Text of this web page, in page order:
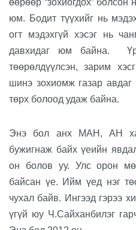
өөрөөр “зохиогдох” болсон
юм. Бодит түүхийг нь
огт мэдэхгүй хэсэг нь
давхидаг юм байна.
төөрөлдүүлсэн, зарим
шинэ зохиомж газар авдаг
төрх болоод удаж байна.
Энэ бол анх МАН, АН
бужигнаж байх үеийн
он болов уу. Улс орон
байсан үе. Ийм үед нэг
чухал байв. Ингээд гэрээ
үгүй юу Ч.Сайханбилэг